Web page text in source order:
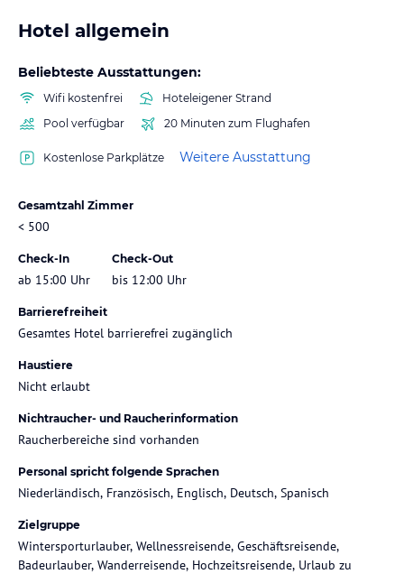
Hotel allgemein
Beliebteste Ausstattungen:
Wifi kostenfrei
Hoteleigener Strand
Pool verfügbar
20 Minuten zum Flughafen
Kostenlose Parkplätze Weitere Ausstattung
Gesamtzahl Zimmer
< 500
Check-In
ab 15:00 Uhr
Check-Out
bis 12:00 Uhr
Barrierefreiheit
Gesamtes Hotel barrierefrei zugänglich
Haustiere
Nicht erlaubt
Nichtraucher- und Raucherinformation
Raucherbereiche sind vorhanden
Personal spricht folgende Sprachen
Niederländisch, Französisch, Englisch, Deutsch, Spanisch
Zielgruppe
Wintersporturlauber, Wellnessreisende, Geschäftsreisende,
Badeurlauber, Wanderreisende, Hochzeitsreisende, Urlaub zu